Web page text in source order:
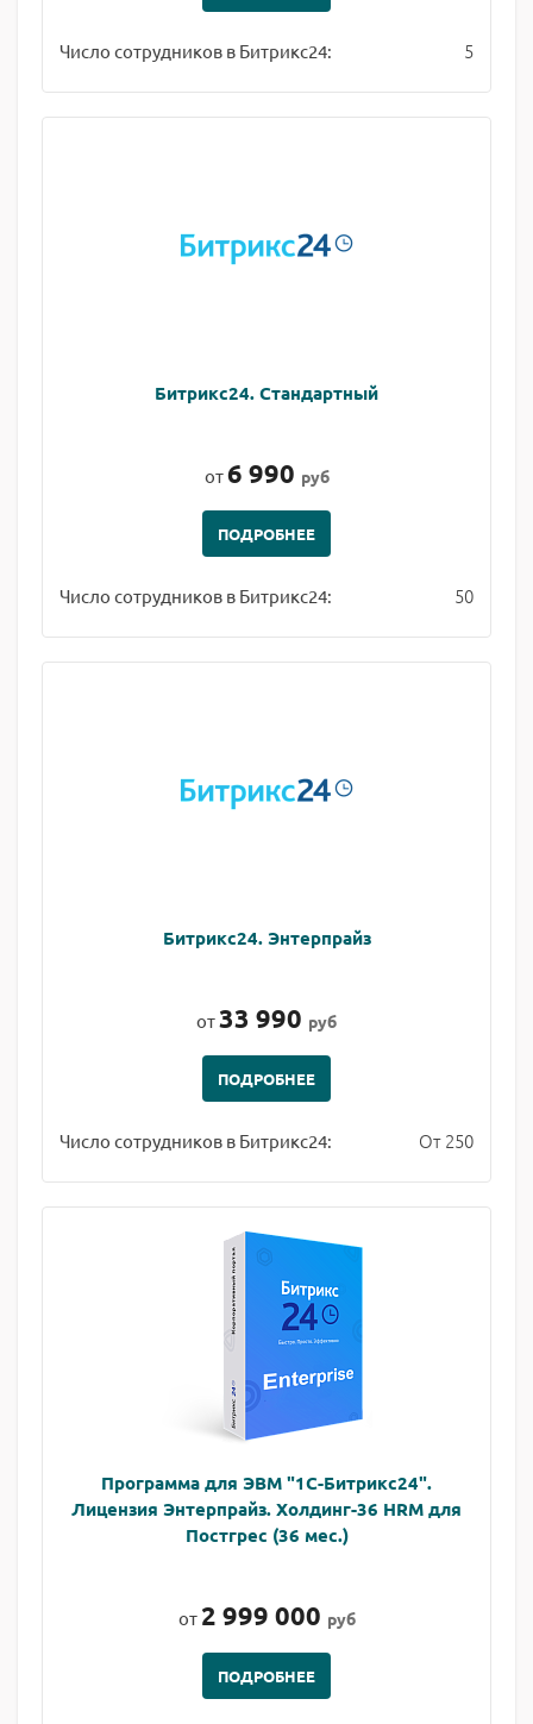
Число сотрудников в Битрикс24: 5
Битрикс24. Стандартный
от6 990 руб
ПОДРОБНЕЕ
Число сотрудников в Битрикс24: 50
Битрикс24. Энтерпрайз
от33 990 руб
ПОДРОБНЕЕ
Число сотрудников в Битрикс24: От 250
Программа для ЭВМ "1С-Битрикс24".
Лицензия Энтерпрайз. Холдинг-36 HRM для
Постгрес (36 мес.)
от 2 999 000 руб
ПОДРОБНЕЕ